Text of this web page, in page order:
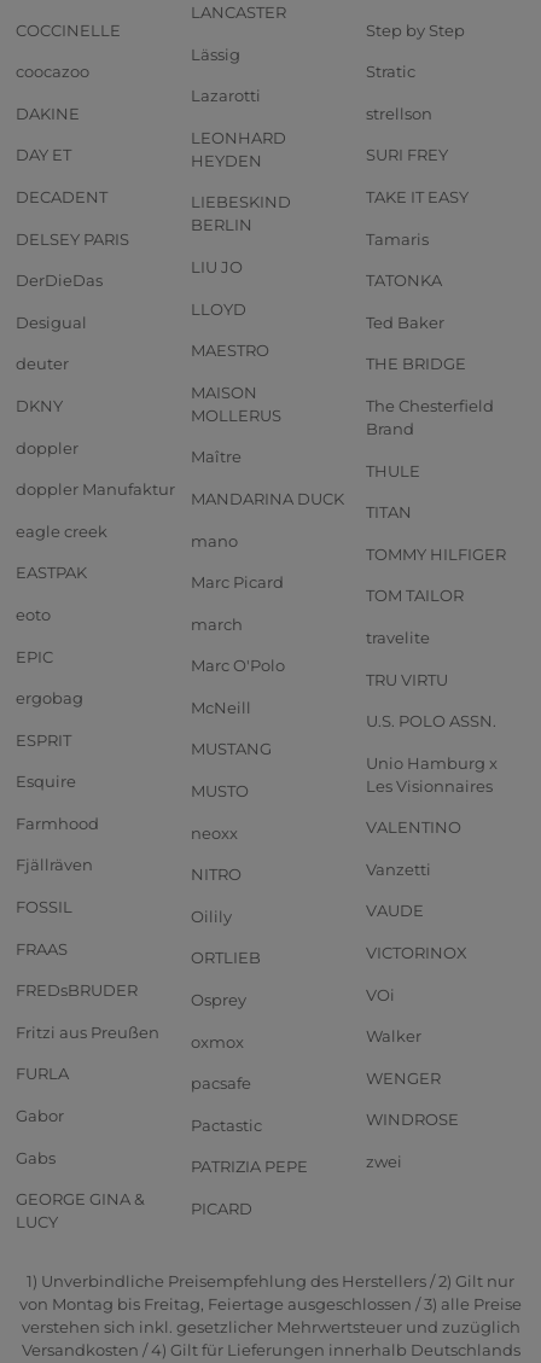
COCCINELLE
coocazoo
DAKINE
DAY ET
DECADENT
DELSEY PARIS
DerDieDas
Desigual
deuter
DKNY
doppler
doppler Manufaktur
eagle creek
EASTPAK
eoto
EPIC
ergobag
ESPRIT
Esquire
Farmhood
Fjällräven
FOSSIL
FRAAS
FREDsBRUDER
Fritzi aus Preußen
FURLA
Gabor
Gabs
GEORGE GINA &
LUCY
LANCASTER
Lässig
Lazarotti
LEONHARD
HEYDEN
LIEBESKIND
BERLIN
LIU JO
LLOYD
MAESTRO
MAISON
MOLLERUS
Maître
MANDARINA DUCK
mano
Marc Picard
march
Marc O'Polo
McNeill
MUSTANG
MUSTO
neoxx
NITRO
Oilily
ORTLIEB
Osprey
oxmox
pacsafe
Pactastic
PATRIZIA PEPE
PICARD
Step by Step
Stratic
strellson
SURI FREY
TAKE IT EASY
Tamaris
TATONKA
Ted Baker
THE BRIDGE
The Chesterfield
Brand
THULE
TITAN
TOMMY HILFIGER
TOM TAILOR
travelite
TRU VIRTU
U.S. POLO ASSN.
Unio Hamburg x
Les Visionnaires
VALENTINO
Vanzetti
VAUDE
VICTORINOX
VOi
Walker
WENGER
WINDROSE
zwei
1) Unverbindliche Preisempfehlung des Herstellers / 2) Gilt nur
von Montag bis Freitag, Feiertage ausgeschlossen / 3) alle Preise
verstehen sich inkl. gesetzlicher Mehrwertsteuer und zuzüglich
Versandkosten / 4) Gilt für Lieferungen innerhalb Deutschlands